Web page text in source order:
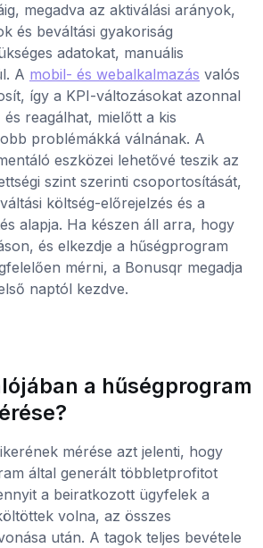
megadva az aktiválási arányok,
és beváltási gyakoriság
adatokat, manuális
A mobil- és webalkalmazás valós
így a KPI-változásokat azonnal
reagálhat, mielőtt a kis
problémákká válnának. A
eszközei lehetővé teszik az
szint szerinti csoportosítását,
költség-előrejelzés és a
alapja. Ha készen áll arra, hogy
és elkezdje a hűségprogram
mérni, a Bonusqr megadja
naptól kezdve.
a hűségprogram
mérése azt jelenti, hogy
által generált többletprofitot
a beiratkozott ügyfelek a
volna, az összes
után. A tagok teljes bevétele